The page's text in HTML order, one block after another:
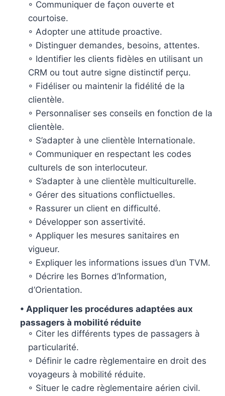
◦ Communiquer de façon ouverte et
courtoise.
◦ Adopter une attitude proactive.
◦ Distinguer demandes, besoins, attentes.
◦ Identifier les clients fidèles en utilisant un
CRM ou tout autre signe distinctif perçu.
◦ Fidéliser ou maintenir la fidélité de la
clientèle.
◦ Personnaliser ses conseils en fonction de la
clientèle.
◦ S’adapter à une clientèle Internationale.
◦ Communiquer en respectant les codes
culturels de son interlocuteur.
◦ S’adapter à une clientèle multiculturelle.
◦ Gérer des situations conflictuelles.
◦ Rassurer un client en difficulté.
◦ Développer son assertivité.
◦ Appliquer les mesures sanitaires en
vigueur.
◦ Expliquer les informations issues d’un TVM.
◦ Décrire les Bornes d’Information,
d’Orientation.
• Appliquer les procédures adaptées aux
passagers à mobilité réduite
◦ Citer les différents types de passagers à
particularité.
◦ Définir le cadre règlementaire en droit des
voyageurs à mobilité réduite.
◦ Situer le cadre règlementaire aérien civil.